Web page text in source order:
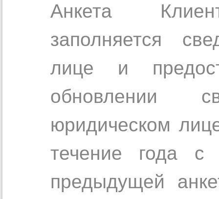
Анкета
заполняется
лице и
обновлении
юридическом
течение года с
предыдущей